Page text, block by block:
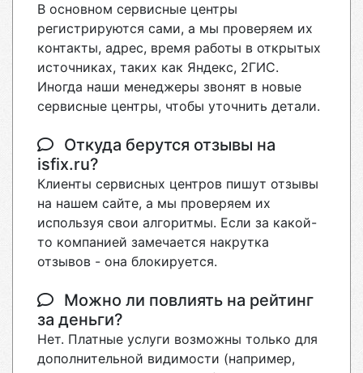
В основном сервисные центры
регистрируются сами, а мы проверяем их
контакты, адрес, время работы в открытых
источниках, таких как Яндекс, 2ГИС.
Иногда наши менеджеры звонят в новые
сервисные центры, чтобы уточнить детали.
Откуда берутся отзывы на
isfix.ru?
Клиенты сервисных центров пишут отзывы
на нашем сайте, а мы проверяем их
используя свои алгоритмы. Если за какой-
то компанией замечается накрутка
отзывов - она блокируется.
Можно ли повлиять на рейтинг
за деньги?
Нет. Платные услуги возможны только для
дополнительной видимости (например,